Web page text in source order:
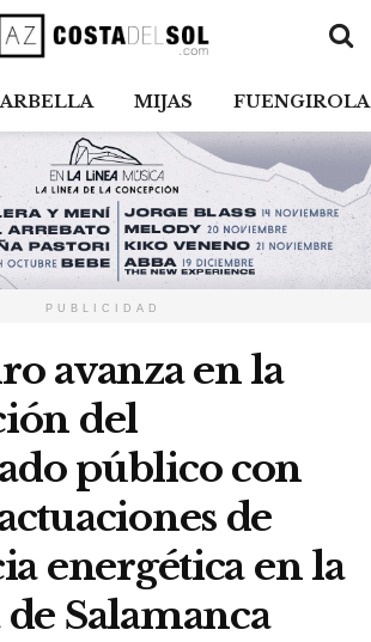
MIJAS FUENGIROLA
PUBLICIDAD
avanza en la
del
público con
de
energética en la
Salamanca